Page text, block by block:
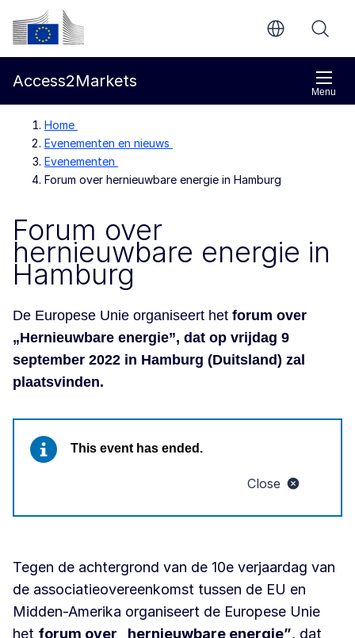
Direct naar de inhoud
Europese Commissie
Menu
Access2Markets
Home
Evenementen en nieuws
Evenementen
Forum over hernieuwbare energie in Hamburg
Forum over
hernieuwbare energie in
Hamburg
De Europese Unie organiseert het forum over
„Hernieuwbare energie”, dat op vrijdag 9
september 2022 in Hamburg (Duitsland) zal
plaatsvinden.
Close
This event has ended.
Tegen de achtergrond van de 10e verjaardag van
de associatieovereenkomst tussen de EU en
Midden-Amerika organiseert de Europese Unie
het forum over „hernieuwbare energie”, dat